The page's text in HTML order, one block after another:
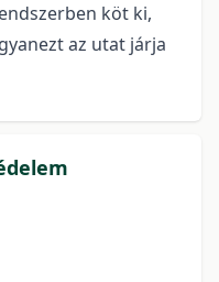
köt ki,
az utat járja